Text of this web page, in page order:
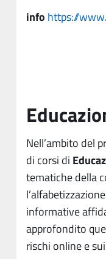
info https://
Nell’ambito del
di corsi di
tematiche della
informative
approfondito
rischi online e